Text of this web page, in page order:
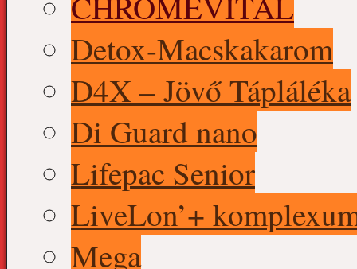
Detox-Macskakarom
D4X – Jövő Tápláléka
Di Guard nano
Lifepac Senior
LiveLon’+
Mega